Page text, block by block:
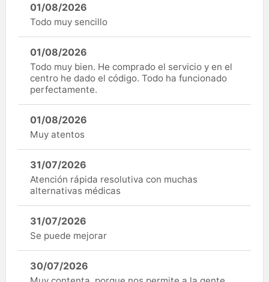
01/08/2026
Todo muy sencillo
01/08/2026
Todo muy bien. He comprado el servicio y en el
centro he dado el código. Todo ha funcionado
perfectamente.
01/08/2026
Muy atentos
31/07/2026
Atención rápida resolutiva con muchas
alternativas médicas
31/07/2026
Se puede mejorar
30/07/2026